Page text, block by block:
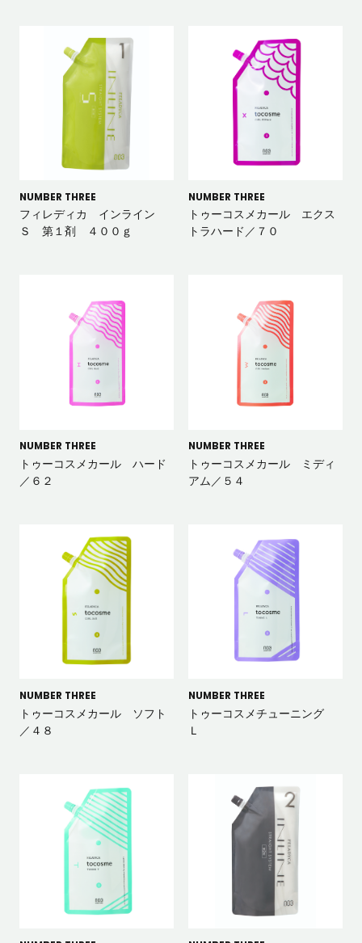
NUMBER THREE
フィレディカ インライン
Ｓ 第１剤 ４００ｇ
NUMBER THREE
トゥーコスメカール エクス
トラハード／７０
NUMBER THREE
トゥーコスメカール ハード
／６２
NUMBER THREE
トゥーコスメカール ミディ
アム／５４
NUMBER THREE
トゥーコスメカール ソフト
／４８
NUMBER THREE
トゥーコスメチューニング
Ｌ